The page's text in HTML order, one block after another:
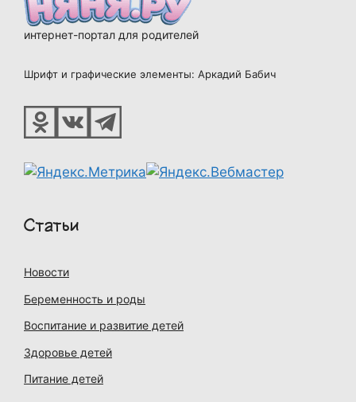
интернет-портал для родителей
Шрифт и графические элементы: Аркадий Бабич
Статьи
Новости
Беременность и роды
Воспитание и развитие детей
Здоровье детей
Питание детей